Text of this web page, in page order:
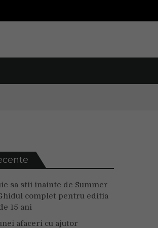
sa stii inainte de Summer
complet pentru editia
15 ani
afaceri cu ajutor